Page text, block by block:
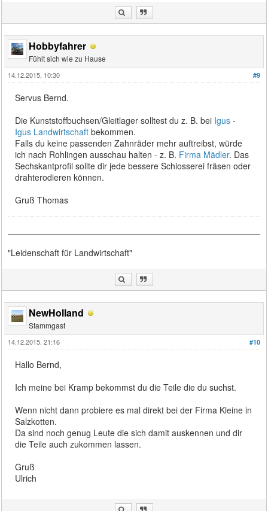
Hobbyfahrer
Fühlt sich wie zu Hause
#9
14.12.2015, 10:30
Servus Bernd.
Die Kunststoffbuchsen/Gleitlager solltest du z. B. bei Igus -
Igus Landwirtschaft bekommen.
Falls du keine passenden Zahnräder mehr auftreibst, würde
ich nach Rohlingen ausschau halten - z. B. Firma Mädler. Das
Sechskantprofil sollte dir jede bessere Schlosserei fräsen oder
drahterodieren können.
Gruß Thomas
"Leidenschaft für Landwirtschaft"
NewHolland
Stammgast
#10
14.12.2015, 21:16
Hallo Bernd,
Ich meine bei Kramp bekommst du die Teile die du suchst.
Wenn nicht dann probiere es mal direkt bei der Firma Kleine in
Salzkotten.
Da sind noch genug Leute die sich damit auskennen und dir
die Teile auch zukommen lassen.
Gruß
Ulrich